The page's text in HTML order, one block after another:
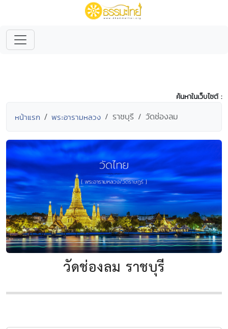
ค้นหาในเว็บไซต์ :
หน้าแรก พระอารามหลวง ราชบุรี วัดช่องลม
วัดช่องลม ราชบุรี